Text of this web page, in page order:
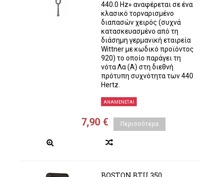
440.0 Hz» αναφέρεται σε ένα
κλασικό τορναρισμένο
διαπασών χειρός (συχνά
κατασκευασμένο από τη
διάσημη γερμανική εταιρεία
Wittner με κωδικό προϊόντος
920) το οποίο παράγει τη
νότα Λα (A) στη διεθνή
πρότυπη συχνότητα των 440
Hertz.
ΑΝΑΜΈΝΕΤΑΙ
7,90 € Περισσότερα